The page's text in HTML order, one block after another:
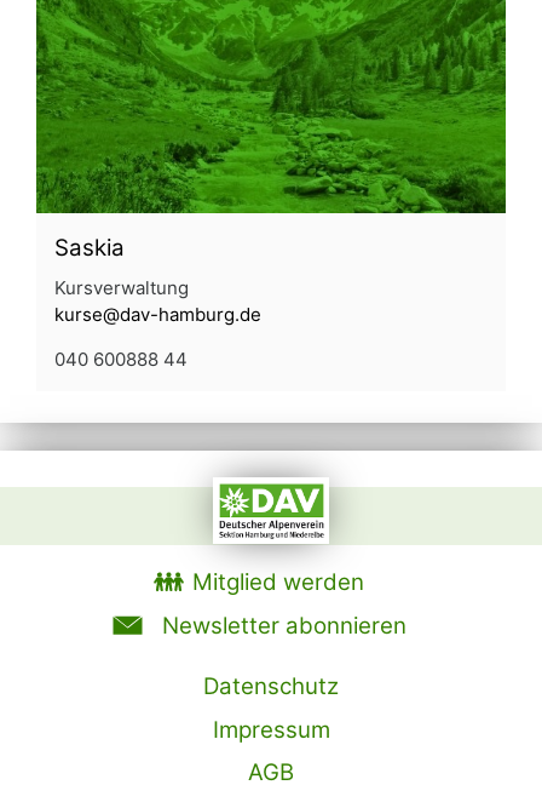
Saskia
Kursverwaltung
kurse@dav-hamburg.de
040 600888 44
Mitglied werden
Newsletter abonnieren
Datenschutz
Impressum
AGB